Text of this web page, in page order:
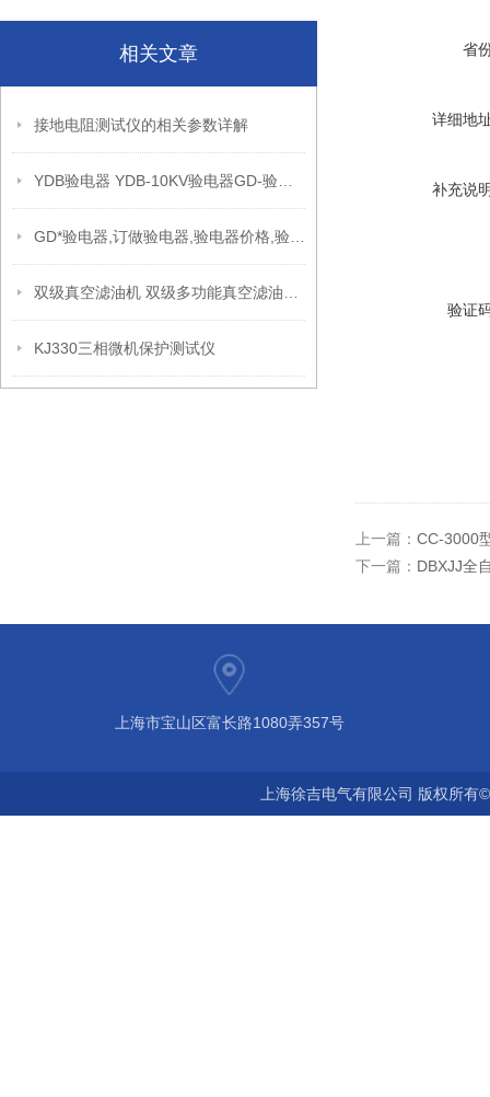
相关文章
接地电阻测试仪的相关参数详解
KJ330三相微机保护测试仪
省
详细地
补充说
验证
上一篇： CC-3000
下一篇： DBXJJ全
上海市宝山区富长路1080弄357号
上海徐吉电气有限公司 版权所